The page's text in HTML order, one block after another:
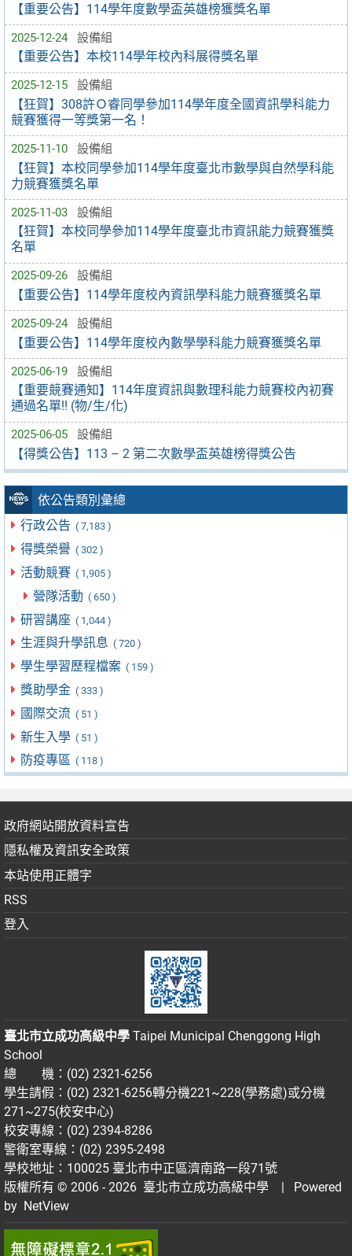
【重要公告】114學年度數學盃英雄榜獲獎名單
2025-12-24 設備組
【重要公告】本校114學年校內科展得獎名單
2025-12-15 設備組
【狂賀】308許Ｏ睿同學參加114學年度全國資訊學科能力
競賽獲得一等獎第一名！
2025-11-10 設備組
【狂賀】本校同學參加114學年度臺北市數學與自然學科能
力競賽獲獎名單
2025-11-03 設備組
【狂賀】本校同學參加114學年度臺北市資訊能力競賽獲獎
名單
2025-09-26 設備組
【重要公告】114學年度校內資訊學科能力競賽獲獎名單
2025-09-24 設備組
【重要公告】114學年度校內數學學科能力競賽獲獎名單
2025-06-19 設備組
【重要競賽通知】114年度資訊與數理科能力競賽校內初賽
通過名單!! (物/生/化)
2025-06-05 設備組
【得獎公告】113 – 2 第二次數學盃英雄榜得獎公告
依公告類別彙總
行政公告 ( 7,183 )
得獎榮譽 ( 302 )
活動競賽 ( 1,905 )
營隊活動 ( 650 )
研習講座 ( 1,044 )
生涯與升學訊息 ( 720 )
學生學習歷程檔案 ( 159 )
獎助學金 ( 333 )
國際交流 ( 51 )
新生入學 ( 51 )
防疫專區 ( 118 )
政府網站開放資料宣告
隱私權及資訊安全政策
本站使用正體字
RSS
登入
臺北市立成功高級中學 Taipei Municipal Chenggong High
School
總 機：(02) 2321-6256
學生請假：(02) 2321-6256轉分機221~228(學務處)或分機
271~275(校安中心)
校安專線：(02) 2394-8286
警衛室專線：(02) 2395-2498
學校地址：100025 臺北市中正區濟南路一段71號
版權所有 © 2006 - 2026 臺北市立成功高級中學
| Powered
by NetView